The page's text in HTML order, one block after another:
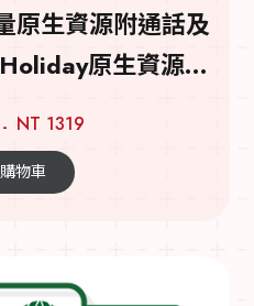
原生資源附通話及
原生資源
NT 1319
物車